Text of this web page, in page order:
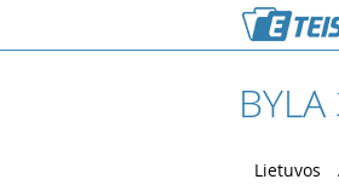
Lietuvos